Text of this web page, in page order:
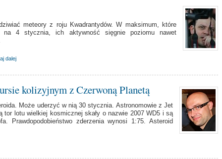
meteory z roju Kwadrantydów. W maksimum, które
4 stycznia, ich aktywność sięgnie poziomu nawet
dalej
kolizyjnym z Czerwoną Planetą
Może uderzyć w nią 30 stycznia. Astronomowie z Jet
tor lotu wielkiej kosmicznej skały o nazwie 2007 WD5 i są
Prawdopodobieństwo zderzenia wynosi 1:75. Asteroid